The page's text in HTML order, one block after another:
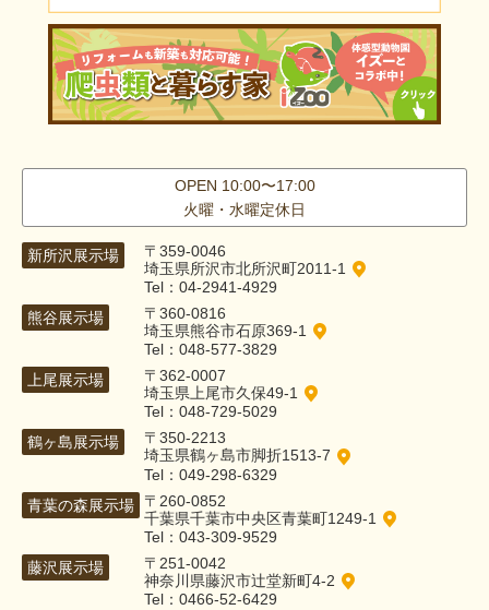
OPEN 10:00〜17:00
火曜・水曜定休日
新所沢展示場
〒359-0046
埼玉県所沢市北所沢町2011-1
Tel：04-2941-4929
熊谷展示場
〒360-0816
埼玉県熊谷市石原369-1
Tel：048-577-3829
上尾展示場
〒362-0007
埼玉県上尾市久保49-1
Tel：048-729-5029
鶴ヶ島展示場
〒350-2213
埼玉県鶴ヶ島市脚折1513-7
Tel：049-298-6329
青葉の森展示場
〒260-0852
千葉県千葉市中央区青葉町1249-1
Tel：043-309-9529
藤沢展示場
〒251-0042
神奈川県藤沢市辻堂新町4-2
Tel：0466-52-6429